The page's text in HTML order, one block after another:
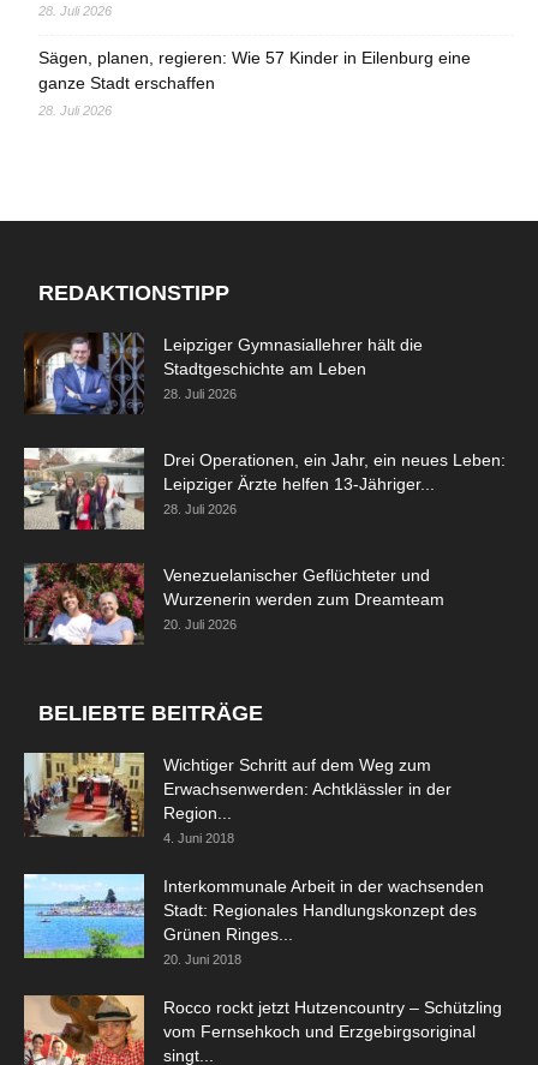
28. Juli 2026
Sägen, planen, regieren: Wie 57 Kinder in Eilenburg eine
ganze Stadt erschaffen
28. Juli 2026
REDAKTIONSTIPP
Leipziger Gymnasiallehrer hält die
Stadtgeschichte am Leben
28. Juli 2026
Drei Operationen, ein Jahr, ein neues Leben:
Leipziger Ärzte helfen 13-Jähriger...
28. Juli 2026
Venezuelanischer Geflüchteter und
Wurzenerin werden zum Dreamteam
20. Juli 2026
BELIEBTE BEITRÄGE
Wichtiger Schritt auf dem Weg zum
Erwachsenwerden: Achtklässler in der
Region...
4. Juni 2018
Interkommunale Arbeit in der wachsenden
Stadt: Regionales Handlungskonzept des
Grünen Ringes...
20. Juni 2018
Rocco rockt jetzt Hutzencountry – Schützling
vom Fernsehkoch und Erzgebirgsoriginal
singt...